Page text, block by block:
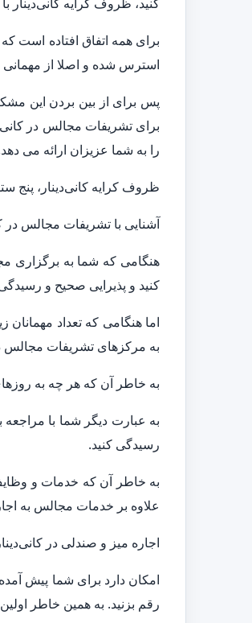
برای همه اتفاق افتاده است
استرس شده و اصلا از مهمانی
پس برای از بین بردن این
برای تشریفات مجالس در
را به شما عزیزان ارائه می
ظروف کرایه کانی‌دینار، پنج
آشنایی با تشریفات مجالس در
هنگامی که شما به برگزاری
کنید و پذیرایی صحیح و
اما هنگامی که تعداد
به مرکزهای تشریفات مجالس در
به خاطر آن که هر چه به
به عبارت دیگر شما با
رسیدگی کنید.
به خاطر آن که خدمات و وظایف
علاوه بر خدمات مجالس به
اجاره میز و صندلی در
امکان دارد برای شما پیش
رقم بزنید. به همین خاطر